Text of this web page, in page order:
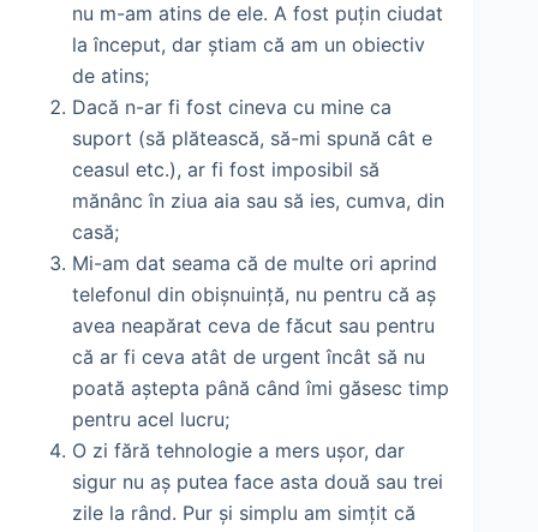
nu m-am atins de ele. A fost puțin ciudat
la început, dar știam că am un obiectiv
de atins;
Dacă n-ar fi fost cineva cu mine ca
suport (să plătească, să-mi spună cât e
ceasul etc.), ar fi fost imposibil să
mănânc în ziua aia sau să ies, cumva, din
casă;
Mi-am dat seama că de multe ori aprind
telefonul din obișnuință, nu pentru că aș
avea neapărat ceva de făcut sau pentru
că ar fi ceva atât de urgent încât să nu
poată aștepta până când îmi găsesc timp
pentru acel lucru;
O zi fără tehnologie a mers ușor, dar
sigur nu aș putea face asta două sau trei
zile la rând. Pur și simplu am simțit că